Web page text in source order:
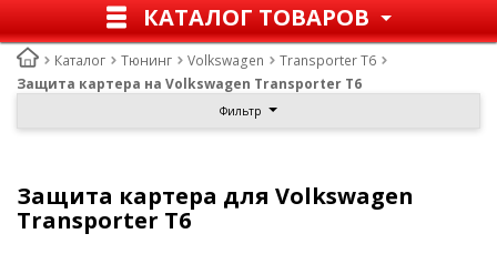
КАТАЛОГ ТОВАРОВ
Каталог Тюнинг Volkswagen
Transporter T6
Защита картера на Volkswagen Transporter T6
Фильтр
Защита картера для Volkswagen
Transporter T6